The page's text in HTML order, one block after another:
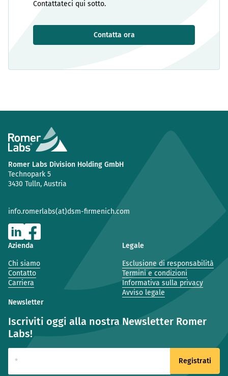
Contattateci qui sotto.
Contatta ora
Romer Labs Division Holding GmbH
Technopark 5
3430 Tulln, Austria
info.romerlabs(at)dsm-firmenich.com
Azienda
Chi siamo
Contatto
Carriera
Legale
Esclusione di responsabilità
Termini e condizioni
Informativa sulla privacy
Avviso legale
Newsletter
Iscriviti oggi alla nostra Newsletter Romer
Labs!